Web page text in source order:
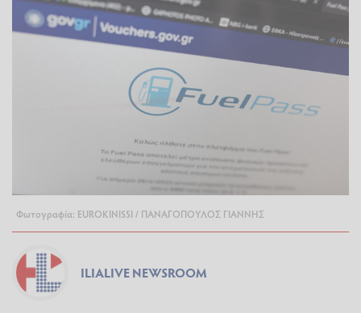
Φωτογραφία: EUROKINISSI / ΠΑΝΑΓΟΠΟΥΛΟΣ ΓΙΑΝΝΗΣ
ILIALIVE NEWSROOM